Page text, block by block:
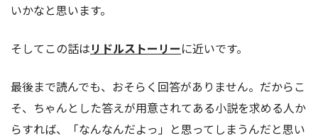
いかなと思います。
そしてこの話はリドルストーリーに近いです。
最後まで読んでも、おそらく回答がありません。だからこ
そ、ちゃんとした答えが用意されてある小説を求める人か
らすれば、「なんなんだよっ」と思ってしまうんだと思い